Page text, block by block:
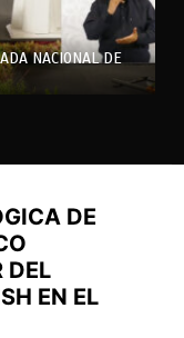
NACIONAL DE
DE
DEL
EN EL